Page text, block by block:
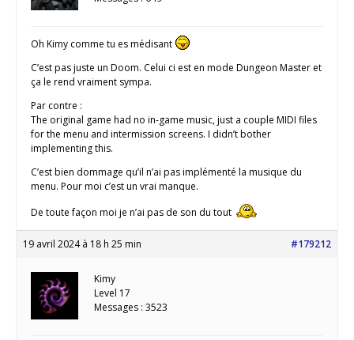
Oh Kimy comme tu es médisant
C’est pas juste un Doom. Celui ci est en mode Dungeon Master et
ça le rend vraiment sympa.
Par contre :
The original game had no in-game music, just a couple MIDI files
for the menu and intermission screens. I didn’t bother
implementing this.
C’est bien dommage qu’il n’ai pas implémenté la musique du
menu. Pour moi c’est un vrai manque.
De toute façon moi je n’ai pas de son du tout
19 avril 2024 à 18 h 25 min #179212
Kimy
Level 17
Messages : 3523